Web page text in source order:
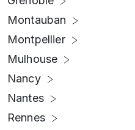
Montauban
Montpellier
Mulhouse
Nancy
Nantes
Rennes